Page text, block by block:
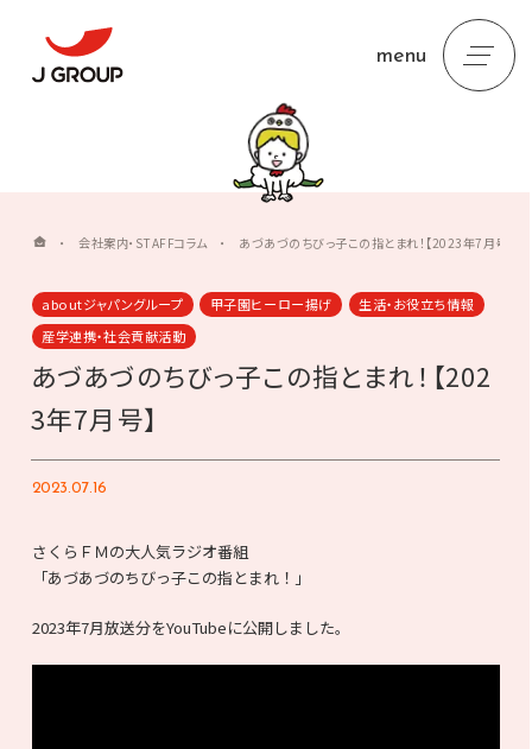
menu
・会社案内・STAFFコラム ・ あづあづのちびっ子この指とまれ！【2023年7月号】
aboutジャパングループ 甲子園ヒーロー揚げ
生活・お役立ち情報
産学連携・社会貢献活動
あづあづのちびっ子この指とまれ！【202
3年7月号】
2023.07.16
さくらＦＭの大人気ラジオ番組
「あづあづのちびっ子この指とまれ！」
2023年7月放送分をYouTubeに公開しました。